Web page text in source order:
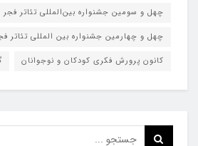
چهل و سومین جشنواره بین‌المللی تئاتر فجر
چهل و چهارمین جشنواره بین المللی تئاتر
کانون پرورش فکری کودکان و نوجوانان